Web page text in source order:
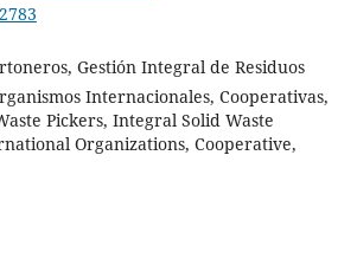
Gestión Integral de Residuos
Internacionales, Cooperativas,
Pickers, Integral Solid Waste
Organizations, Cooperative,